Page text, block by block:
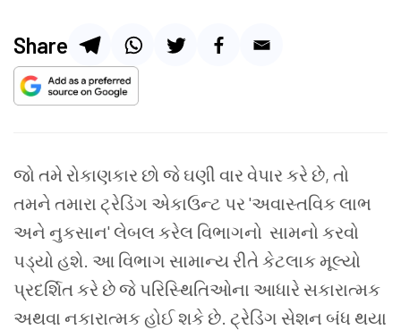
Share
જો તમે રોકાણકાર છો જે ઘણી વાર વેપાર કરે છે, તો
તમને તમારા ટ્રેડિંગ એકાઉન્ટ પર 'અવાસ્તવિક લાભ
અને નુકસાન' લેબલ કરેલ વિભાગનો સામનો કરવો
પડ્યો હશે. આ વિભાગ સામાન્ય રીતે કેટલાક મૂલ્યો
પ્રદર્શિત કરે છે જે પરિસ્થિતિઓના આધારે સકારાત્મક
અથવા નકારાત્મક હોઈ શકે છે. ટ્રેડિંગ સેશન બંધ થયા